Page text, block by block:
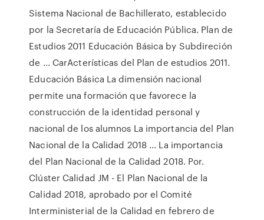
Sistema Nacional de Bachillerato, establecido
por la Secretaría de Educación Pública. Plan de
Estudios 2011 Educación Básica by Subdireción
de ... CarActerísticas del Plan de estudios 2011.
Educación Básica La dimensión nacional
permite una formación que favorece la
construcción de la identidad personal y
nacional de los alumnos La importancia del Plan
Nacional de la Calidad 2018 ... La importancia
del Plan Nacional de la Calidad 2018. Por.
Clúster Calidad JM - El Plan Nacional de la
Calidad 2018, aprobado por el Comité
Interministerial de la Calidad en febrero de